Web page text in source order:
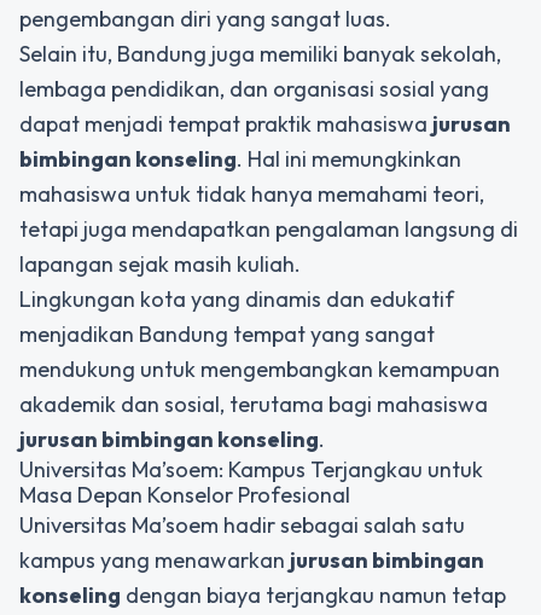
pengembangan diri yang sangat luas.
Selain itu, Bandung juga memiliki banyak sekolah,
lembaga pendidikan, dan organisasi sosial yang
dapat menjadi tempat praktik mahasiswa jurusan
bimbingan konseling. Hal ini memungkinkan
mahasiswa untuk tidak hanya memahami teori,
tetapi juga mendapatkan pengalaman langsung di
lapangan sejak masih kuliah.
Lingkungan kota yang dinamis dan edukatif
menjadikan Bandung tempat yang sangat
mendukung untuk mengembangkan kemampuan
akademik dan sosial, terutama bagi mahasiswa
jurusan bimbingan konseling.
Universitas Ma’soem: Kampus Terjangkau untuk
Masa Depan Konselor Profesional
Universitas Ma’soem hadir sebagai salah satu
kampus yang menawarkan jurusan bimbingan
konseling dengan biaya terjangkau namun tetap